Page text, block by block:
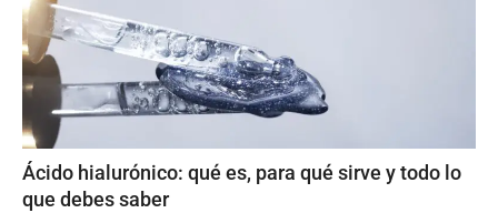
Ácido hialurónico: qué es, para qué sirve y todo lo
que debes saber